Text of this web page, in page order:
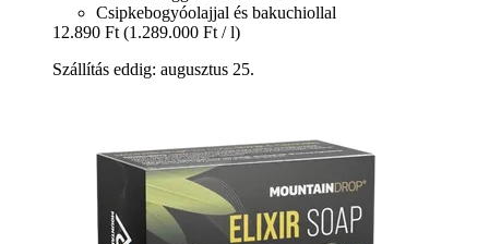
Csipkebogyóolajjal és bakuchiollal
12.890 Ft (1.289.000 Ft / l)
Szállítás eddig: augusztus 25.